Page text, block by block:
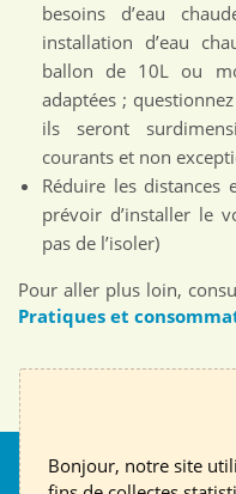
besoins d’eau
installation d’eau
ballon de 10L ou
adaptées ;
ils seront
courants et non
Réduire les distances
prévoir d’installer le
pas de l’isoler)
Pour aller plus loin,
Pratiques et
Nous suivre
Bonjour, notre site